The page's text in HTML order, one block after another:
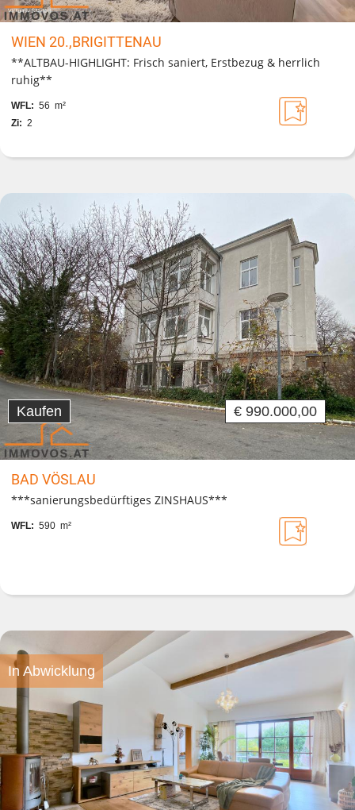
WIEN 20.,BRIGITTENAU
**ALTBAU-HIGHLIGHT: Frisch saniert, Erstbezug & herrlich
ruhig**
WFL: 56 m²
Zi: 2
Kaufen € 990.000,00
BAD VÖSLAU
***sanierungsbedürftiges ZINSHAUS***
WFL: 590 m²
In Abwicklung